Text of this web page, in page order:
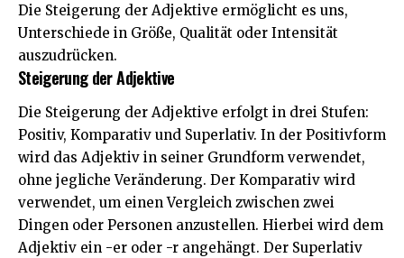
Die Steigerung der Adjektive ermöglicht es uns,
Unterschiede in Größe, Qualität oder Intensität
auszudrücken.
Steigerung der Adjektive
Die Steigerung der Adjektive erfolgt in drei Stufen:
Positiv, Komparativ und Superlativ. In der Positivform
wird das Adjektiv in seiner Grundform verwendet,
ohne jegliche Veränderung. Der Komparativ wird
verwendet, um einen Vergleich zwischen zwei
Dingen oder Personen anzustellen. Hierbei wird dem
Adjektiv ein -er oder -r angehängt. Der Superlativ